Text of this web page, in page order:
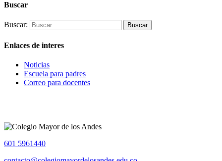
Buscar
Buscar:
Enlaces de interes
Noticias
Escuela para padres
Correo para docentes
601 5961440